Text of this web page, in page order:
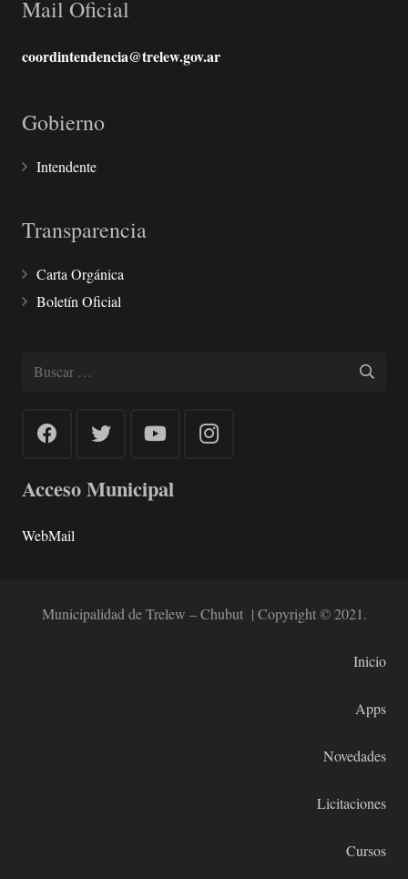
Mail Oficial
coordintendencia@trelew.gov.ar
Gobierno
Intendente
Transparencia
Carta Orgánica
Boletín Oficial
Buscar:
Acceso Municipal
WebMail
Municipalidad de Trelew – Chubut | Copyright © 2021.
Inicio
Apps
Novedades
Licitaciones
Cursos